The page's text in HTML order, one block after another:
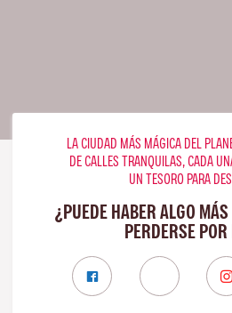
LA CIUDAD MÁS MÁGICA DEL
DE CALLES TRANQUILAS, CADA
UN TESORO PARA
¿PUEDE HABER ALGO
PERDERSE POR